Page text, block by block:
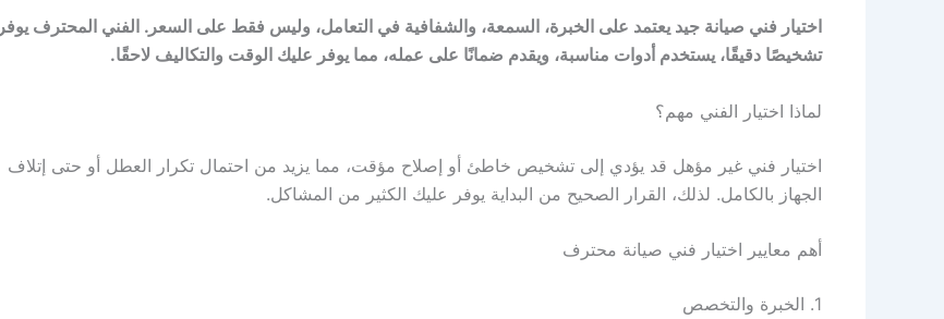
اختيار فني صيانة جيد يعتمد على الخبرة، السمعة، والشفافية في التعامل، وليس فقط على السعر. الفني المحترف يوفر
تشخيصًا دقيقًا، يستخدم أدوات مناسبة، ويقدم ضمانًا على عمله، مما يوفر عليك الوقت والتكاليف لاحقًا.
لماذا اختيار الفني مهم؟
اختيار فني غير مؤهل قد يؤدي إلى تشخيص خاطئ أو إصلاح مؤقت، مما يزيد من احتمال تكرار العطل أو حتى إتلاف
الجهاز بالكامل. لذلك، القرار الصحيح من البداية يوفر عليك الكثير من المشاكل.
أهم معايير اختيار فني صيانة محترف
1. الخبرة والتخصص